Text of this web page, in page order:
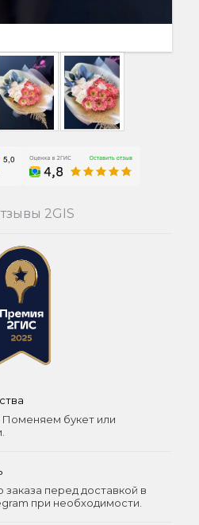
2GIS
Поменяем букет или
заказа перед доставкой в
при необходимости.